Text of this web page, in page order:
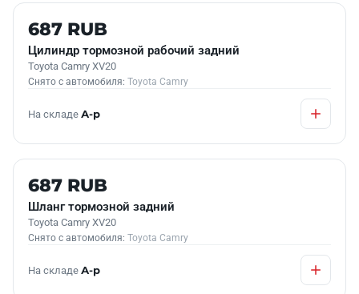
Б/У В НАЛИЧИИ
687 RUB
Цилиндр тормозной рабочий задний
Toyota Camry XV20
Снято с автомобиля: Toyota Camry
На складе А-р
Б/У В НАЛИЧИИ
687 RUB
Шланг тормозной задний
Toyota Camry XV20
Снято с автомобиля: Toyota Camry
На складе А-р